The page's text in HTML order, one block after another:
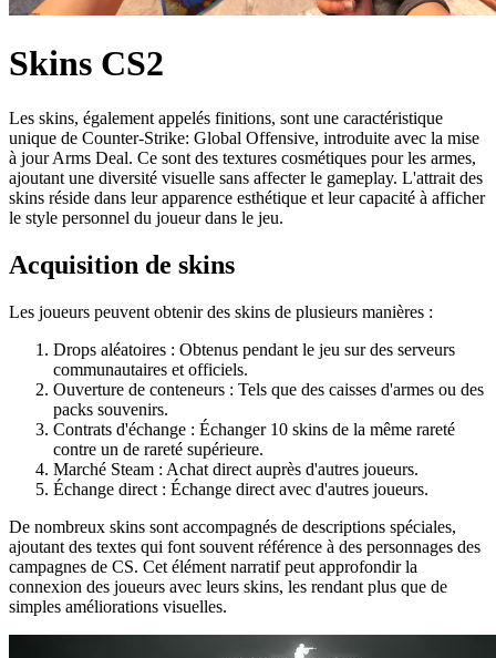
Skins CS2
Les skins, également appelés finitions, sont une caractéristique
unique de Counter-Strike: Global Offensive, introduite avec la mise
à jour Arms Deal. Ce sont des textures cosmétiques pour les armes,
ajoutant une diversité visuelle sans affecter le gameplay. L'attrait des
skins réside dans leur apparence esthétique et leur capacité à afficher
le style personnel du joueur dans le jeu.
Acquisition de skins
Les joueurs peuvent obtenir des skins de plusieurs manières :
Drops aléatoires : Obtenus pendant le jeu sur des serveurs
communautaires et officiels.
Ouverture de conteneurs : Tels que des caisses d'armes ou des
packs souvenirs.
Contrats d'échange : Échanger 10 skins de la même rareté
contre un de rareté supérieure.
Marché Steam : Achat direct auprès d'autres joueurs.
Échange direct : Échange direct avec d'autres joueurs.
De nombreux skins sont accompagnés de descriptions spéciales,
ajoutant des textes qui font souvent référence à des personnages des
campagnes de CS. Cet élément narratif peut approfondir la
connexion des joueurs avec leurs skins, les rendant plus que de
simples améliorations visuelles.